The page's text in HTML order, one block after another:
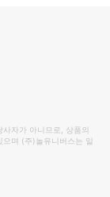
자가 아니므로, 상품의
으며 (주)놀유니버스는 일